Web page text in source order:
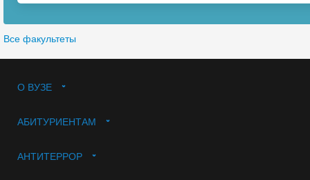
Все факультеты
О ВУЗЕ
АБИТУРИЕНТАМ
АНТИТЕРРОР